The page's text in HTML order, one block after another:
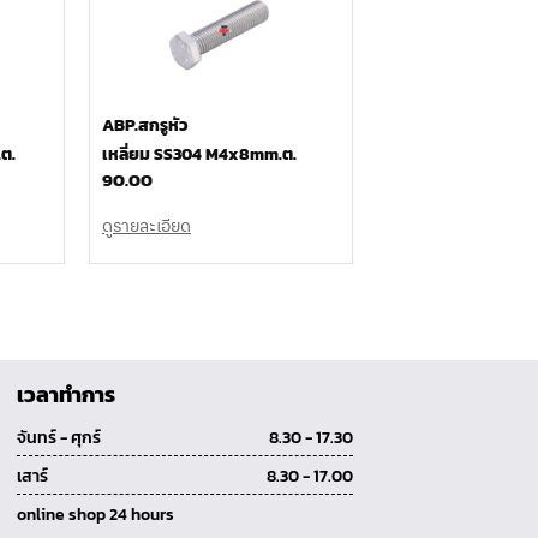
.
ABP.สกรูหัว
เหลี่ยม SS304 M4x8mm.ต.
90.00
ดูรายละเอียด
เวลาทำการ
จันทร์ - ศุกร์
8.30 - 17.30
เสาร์
8.30 - 17.00
online shop 24 hours